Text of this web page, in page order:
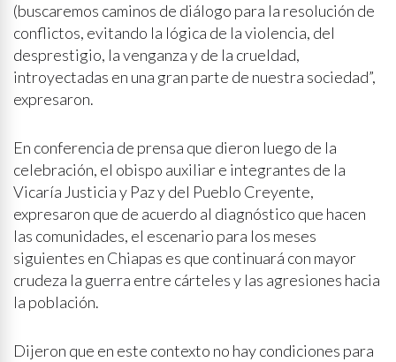
(buscaremos caminos de diálogo para la resolución de
conflictos, evitando la lógica de la violencia, del
desprestigio, la venganza y de la crueldad,
introyectadas en una gran parte de nuestra sociedad”,
expresaron.
En conferencia de prensa que dieron luego de la
celebración, el obispo auxiliar e integrantes de la
Vicaría Justicia y Paz y del Pueblo Creyente,
expresaron que de acuerdo al diagnóstico que hacen
las comunidades, el escenario para los meses
siguientes en Chiapas es que continuará con mayor
crudeza la guerra entre cárteles y las agresiones hacia
la población.
Dijeron que en este contexto no hay condiciones para